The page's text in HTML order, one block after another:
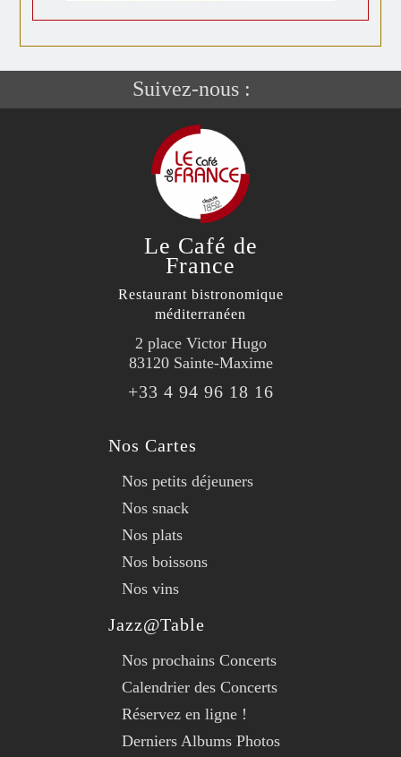
Suivez-nous :
Le Café de
France
Restaurant bistronomique
méditerranéen
2 place Victor Hugo
83120 Sainte-Maxime
+33 4 94 96 18 16
Nos Cartes
Nos petits déjeuners
Nos snack
Nos plats
Nos boissons
Nos vins
Jazz@Table
Nos prochains Concerts
Calendrier des Concerts
Réservez en ligne !
Derniers Albums Photos